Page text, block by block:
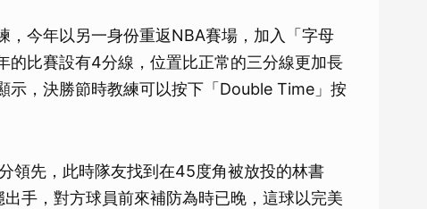
，今年以另一身份重返NBA賽場，加入「字母
的比賽設有4分線，位置比正常的三分線更加長
示，決勝節時教練可以按下「Double Time」按
領先，此時隊友找到在45度角被放投的林書
手，對方球員前來補防為時已晚，這球以完美